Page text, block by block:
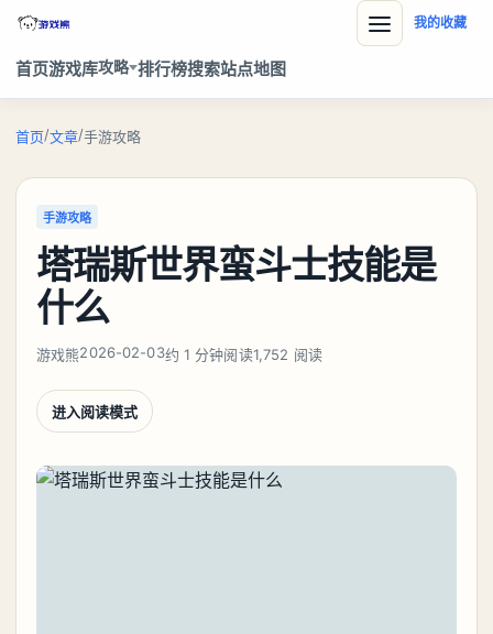
首页游戏库攻略 排行榜搜索站点地图
我的收藏
首页/文章/手游攻略
手游攻略
塔瑞斯世界蛮斗士技能是
什么
游戏熊2026-02-03约 1 分钟阅读1,752 阅读
进入阅读模式